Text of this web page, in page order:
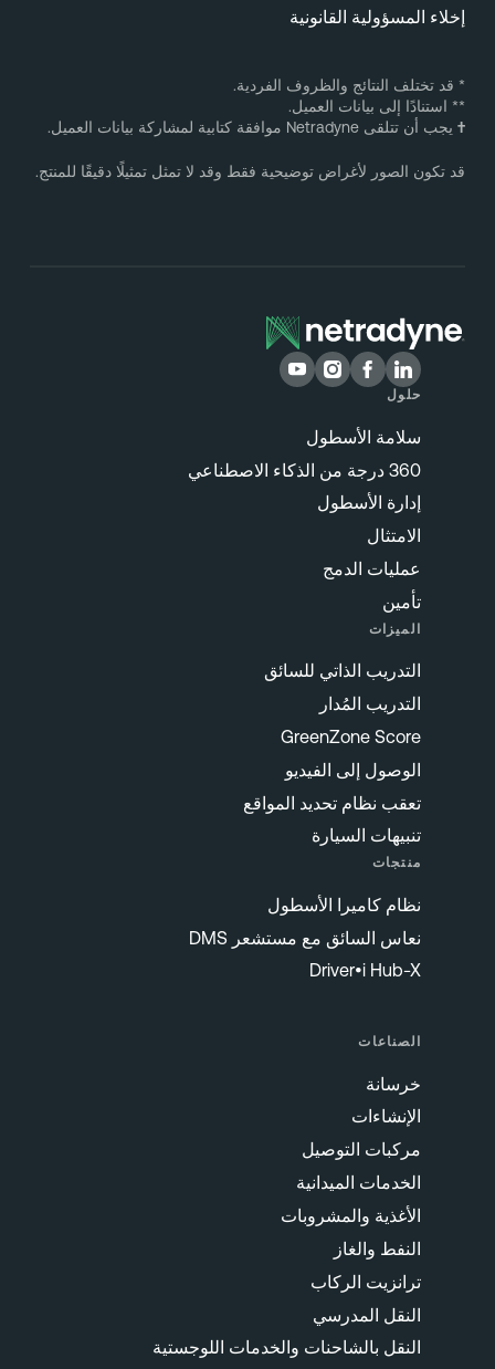
المسؤولية القانونية
قد تختلف النتائج والظروف الفردية.
استنادًا إلى بيانات العميل.
يجب أن تتلقى Netradyne موافقة كتابية لمشاركة بيانات العميل.
تكون الصور لأغراض توضيحية فقط وقد لا تمثل تمثيلًا دقيقًا للمنتج.
سلامة الأسطول
إدارة الأسطول
الامتثال
عمليات الدمج
تأمين
الميزات
التدريب الذاتي للسائق
التدريب المُدار
GreenZone Score
الوصول إلى الفيديو
تعقب نظام تحديد المواقع
تنبيهات السيارة
منتجات
نظام كاميرا الأسطول
نعاس السائق مع مستشعر DMS
Driver•i Hub-X
الصناعات
خرسانة
الإنشاءات
مركبات التوصيل
الخدمات الميدانية
الأغذية والمشروبات
النفط والغاز
ترانزيت الركاب
النقل المدرسي
النقل بالشاحنات والخدمات اللوجستية